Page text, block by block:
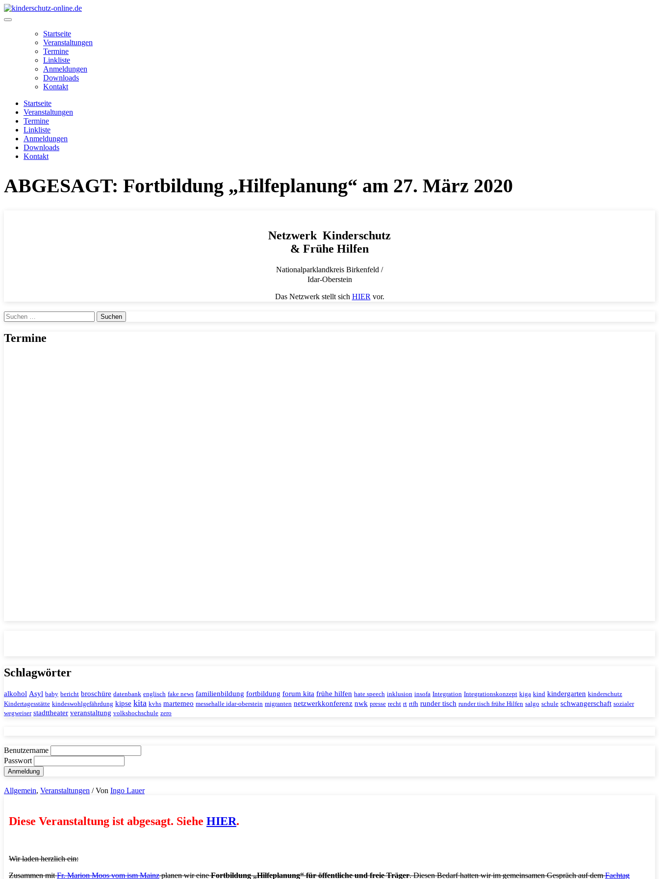
Zum
Inhalt
Main
Startseite
Veranstaltungen
Termine
Linkliste
Anmeldungen
Downloads
Kontakt
Startseite
Veranstaltungen
Termine
Linkliste
Anmeldungen
Downloads
Kontakt
ABGESAGT: Fortbildung „Hilfeplanung“ am 27. März 2020
Netzwerk Kinderschutz
& Frühe Hilfen
Nationalparklandkreis Birkenfeld /
Idar-Oberstein
Das Netzwerk stellt sich HIERvor.
Suchen
nach:
Termine
Schlagwörter
alkohol Asyl baby bericht broschüre datenbank englisch fake news familienbildung fortbildung forum kita frühe hilfen hate speech inklusion insofa Integration Integrationskonzept kiga kind kindergarten kinderschutz
Kindertagesstätte kindeswohlgefährdung kipse kita kvhs martemeo messehalle idar-oberstein migranten netzwerkkonferenz nwk presse recht rt rtfh runder tisch runder tisch frühe Hilfen salgo schule schwangerschaft sozialer
wegweiser stadttheater veranstaltung volkshochschule zero
Benutzername
Passwort
Allgemein, Veranstaltungen / Von Ingo Lauer
Diese Veranstaltung ist abgesagt. Siehe HIER.
Wir laden herzlich ein:
Zusammen mitFr. Marion Moos vom ism Mainzplanen wir eineFortbildung „Hilfeplanung“ für öffentliche und freie Träger. Diesen Bedarf hatten wir im gemeinsamen Gespräch auf demFachtag